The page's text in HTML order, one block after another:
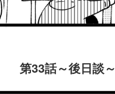
第33話～後日談～